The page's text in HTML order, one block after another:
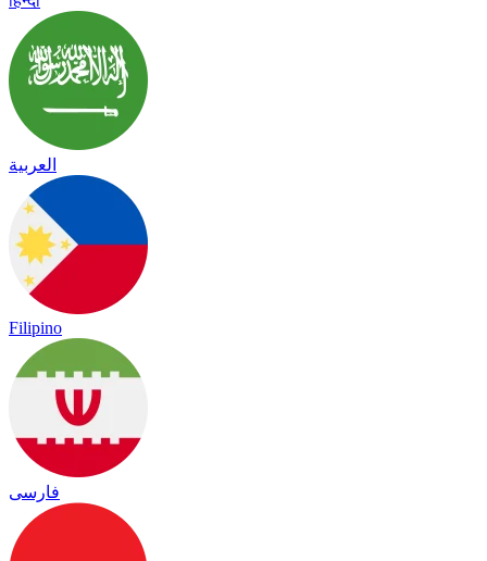
العربية
Filipino
فارسی